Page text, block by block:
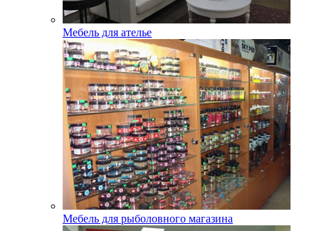
Мебель для ателье
Мебель для рыболовного магазина